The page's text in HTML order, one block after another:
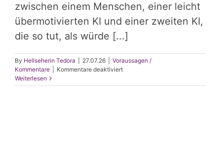
zwischen einem Menschen, einer leicht
übermotivierten KI und einer zweiten KI,
die so tut, als würde [...]
By Hellseherin Tedora 27.07.26
Voraussagen /
Kommentare
Kommentare deaktiviertfür
KI-
Weiterlesen